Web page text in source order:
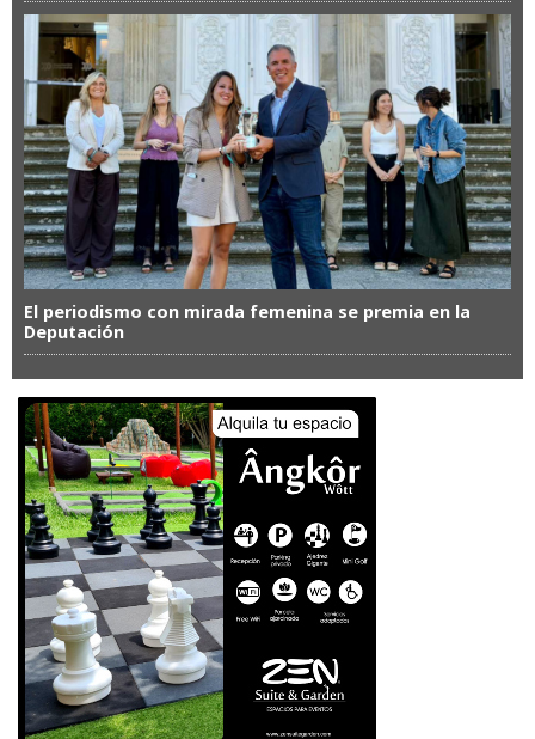
El periodismo con mirada femenina se premia en la
Deputación